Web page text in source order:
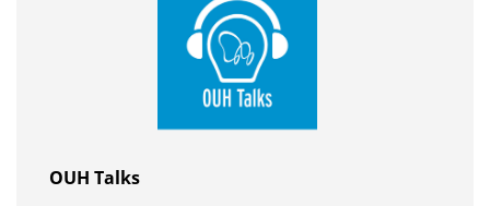
OUH Talks